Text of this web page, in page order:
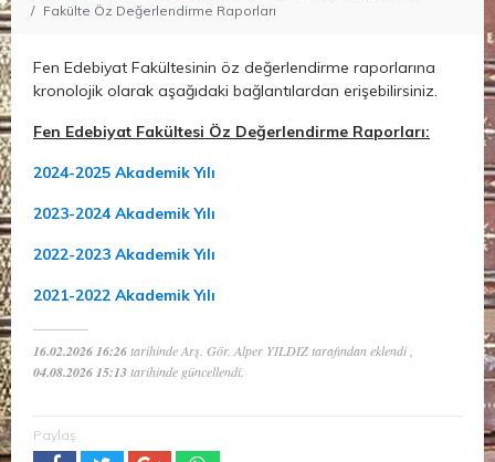
Fakülte Öz Değerlendirme Raporları
Fen Edebiyat Fakültesinin öz değerlendirme raporlarına
kronolojik olarak aşağıdaki bağlantılardan erişebilirsiniz.
Fen Edebiyat Fakültesi Öz Değerlendirme Raporları:
2024-2025 Akademik Yılı
2023-2024 Akademik Yılı
2022-2023 Akademik Yılı
2021-2022 Akademik Yılı
16.02.2026 16:26tarihinde Arş. Gör. Alper YILDIZ tarafından eklendi ,
04.08.2026 15:13tarihinde güncellendi.
Paylaş